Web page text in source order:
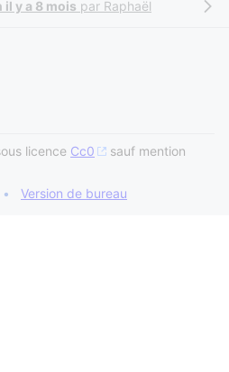
y a 8 mois par Raphaël
licence Cc0
sauf mention
Version de bureau